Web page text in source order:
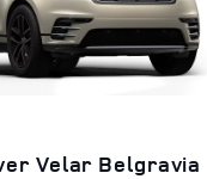
Velar Belgravia